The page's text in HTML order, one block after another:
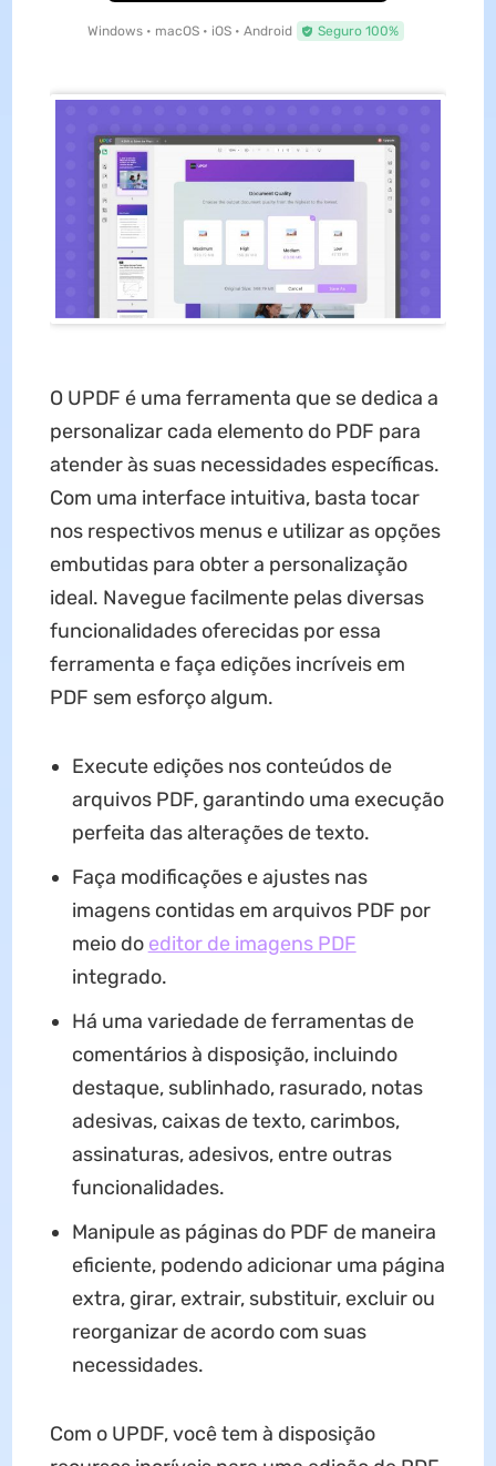
Windows • macOS • iOS • Android Seguro 100%
O UPDF é uma ferramenta que se dedica a
personalizar cada elemento do PDF para
atender às suas necessidades específicas.
Com uma interface intuitiva, basta tocar
nos respectivos menus e utilizar as opções
embutidas para obter a personalização
ideal. Navegue facilmente pelas diversas
funcionalidades oferecidas por essa
ferramenta e faça edições incríveis em
PDF sem esforço algum.
Execute edições nos conteúdos de
arquivos PDF, garantindo uma execução
perfeita das alterações de texto.
Faça modificações e ajustes nas
imagens contidas em arquivos PDF por
meio do editor de imagens PDF
integrado.
Há uma variedade de ferramentas de
comentários à disposição, incluindo
destaque, sublinhado, rasurado, notas
adesivas, caixas de texto, carimbos,
assinaturas, adesivos, entre outras
funcionalidades.
Manipule as páginas do PDF de maneira
eficiente, podendo adicionar uma página
extra, girar, extrair, substituir, excluir ou
reorganizar de acordo com suas
necessidades.
Com o UPDF, você tem à disposição